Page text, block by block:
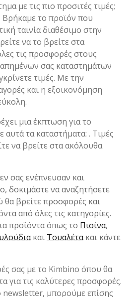
με τις πιο προσιτές τιμές;
το προϊόν που
ταινία διαθέσιμο στην
να το βρείτε στα
τις προσφορές στους
σας καταστημάτων
τιμές. Με την
και η εξοικονόμηση
μια έκπτωση για το
αυτά τα καταστήματα: . Τιμές
να βρείτε στα ακόλουθα
σας ενέπνευσαν και
δοκιμάστε να αναζητήσετε
θα βρείτε προσφορές και
από όλες τις κατηγορίες.
προϊόντα όπως το Πισίνα,
και Τουαλέτακαι κάντε
σας με το Kimbino όπου θα
για τις καλύτερες προσφορές.
newsletter, μπορούμε επίσης